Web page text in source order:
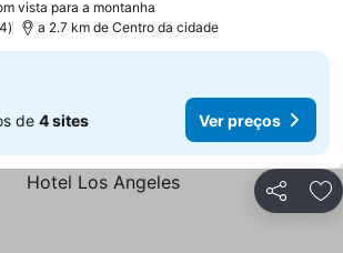
vista para a montanha
a 2.7 km de Centro da cidade
de 4 sites Ver preços
Partilhar